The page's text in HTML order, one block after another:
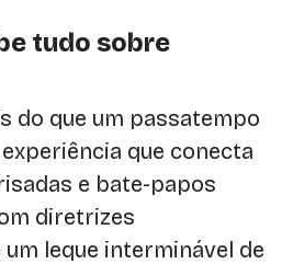
tudo sobre
do que um passatempo
que conecta
e bate-papos
diretrizes
leque interminável de